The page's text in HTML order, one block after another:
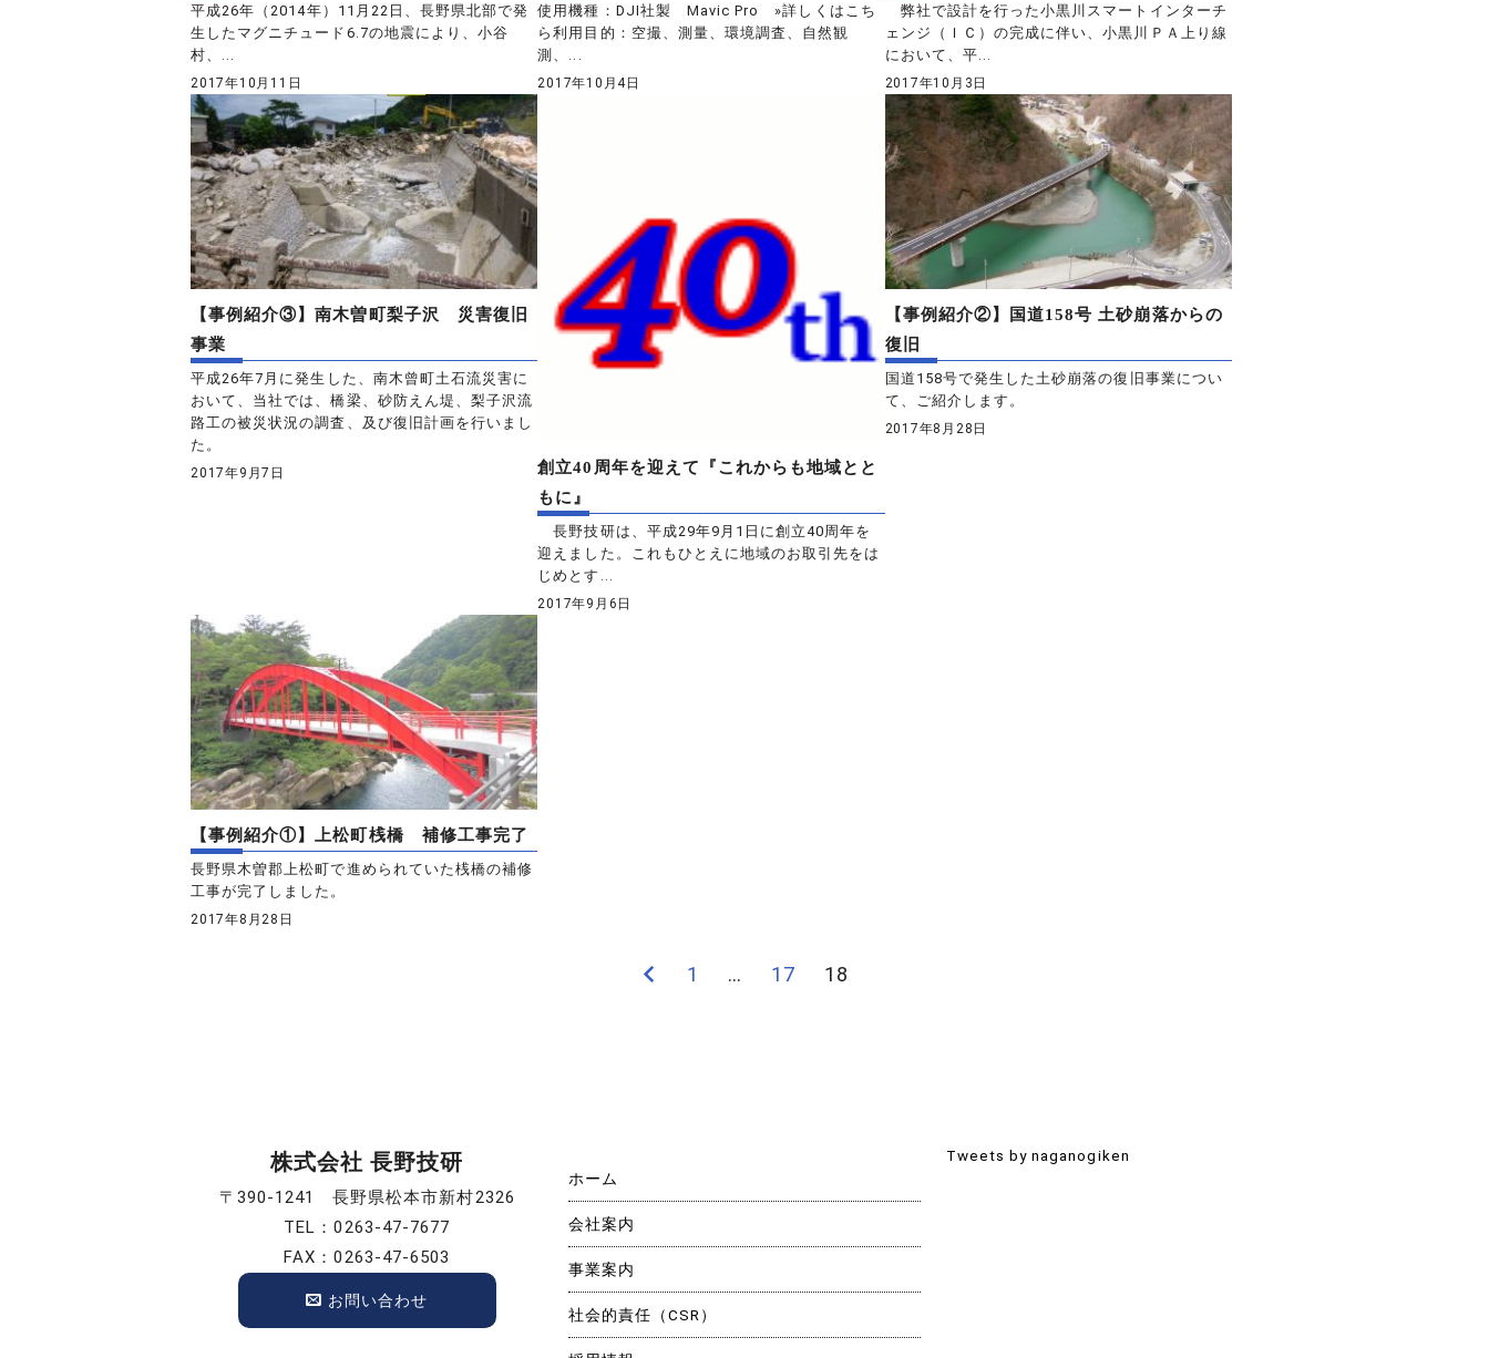
平成26年（2014年）11月22日、長野県北部で発
生したマグニチュード6.7の地震により、小谷
村、...
2017年10月11日
使用機種：DJI社製 Mavic Pro »詳しくはこち
ら利用目的：空撮、測量、環境調査、自然観
測、...
2017年10月4日
弊社で設計を行った小黒川スマートインターチ
ェンジ（ＩＣ）の完成に伴い、小黒川ＰＡ上り線
において、平...
2017年10月3日
【事例紹介③】南木曽町梨子沢 災害復旧
事業
平成26年7月に発生した、南木曾町土石流災害に
おいて、当社では、橋梁、砂防えん堤、梨子沢流
路工の被災状況の調査、及び復旧計画を行いまし
た。
2017年9月7日
創立40周年を迎えて『これからも地域とと
もに』
長野技研は、平成29年9月1日に創立40周年を
迎えました。これもひとえに地域のお取引先をは
じめとす...
2017年9月6日
【事例紹介②】国道158号 土砂崩落からの
復旧
国道158号で発生した土砂崩落の復旧事業につい
て、ご紹介します。
2017年8月28日
【事例紹介①】上松町桟橋 補修工事完了
長野県木曽郡上松町で進められていた桟橋の補修
工事が完了しました。
2017年8月28日
前1 … 17 18
株式会社 長野技研
〒390-1241 長野県松本市新村2326
TEL：0263-47-7677
FAX：0263-47-6503
お問い合わせ
ホーム
会社案内
事業案内
社会的責任（CSR）
Tweets by naganogiken